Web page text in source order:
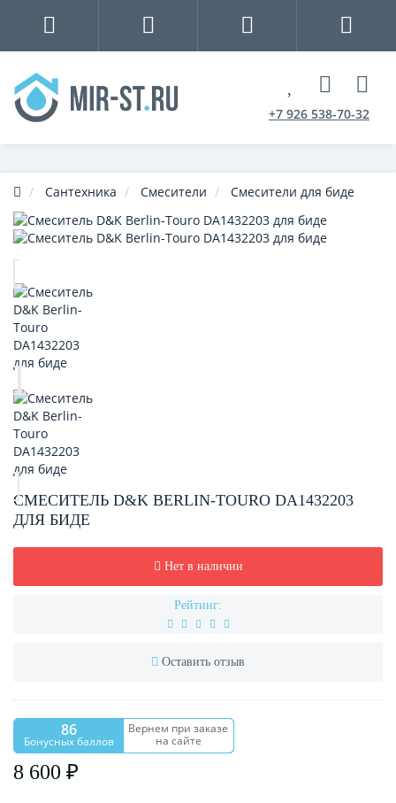
+7 926 538-70-32
Сантехника Смесители Смесители для биде
СМЕСИТЕЛЬ D&K BERLIN-TOURO DA1432203
ДЛЯ БИДЕ
Нет в наличии
Рейтинг:
Оставить отзыв
86
Бонусных баллов
Вернем при заказе
на сайте
8 600 ₽